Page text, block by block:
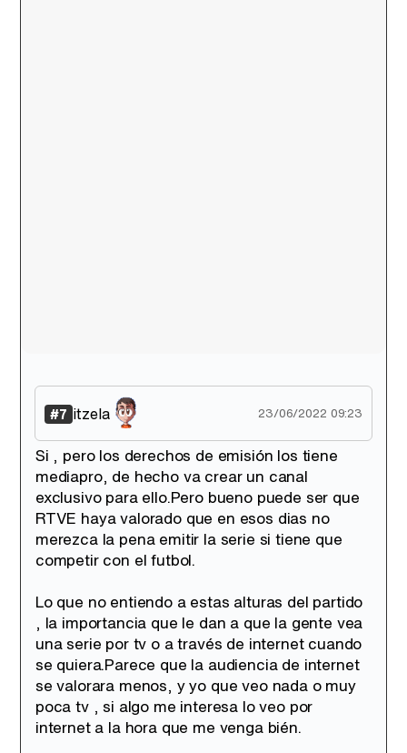
#7 itzela 23/06/2022 09:23
Si , pero los derechos de emisión los tiene
mediapro, de hecho va crear un canal
exclusivo para ello.Pero bueno puede ser que
RTVE haya valorado que en esos dias no
merezca la pena emitir la serie si tiene que
competir con el futbol.
Lo que no entiendo a estas alturas del partido
, la importancia que le dan a que la gente vea
una serie por tv o a través de internet cuando
se quiera.Parece que la audiencia de internet
se valorara menos, y yo que veo nada o muy
poca tv , si algo me interesa lo veo por
internet a la hora que me venga bién.